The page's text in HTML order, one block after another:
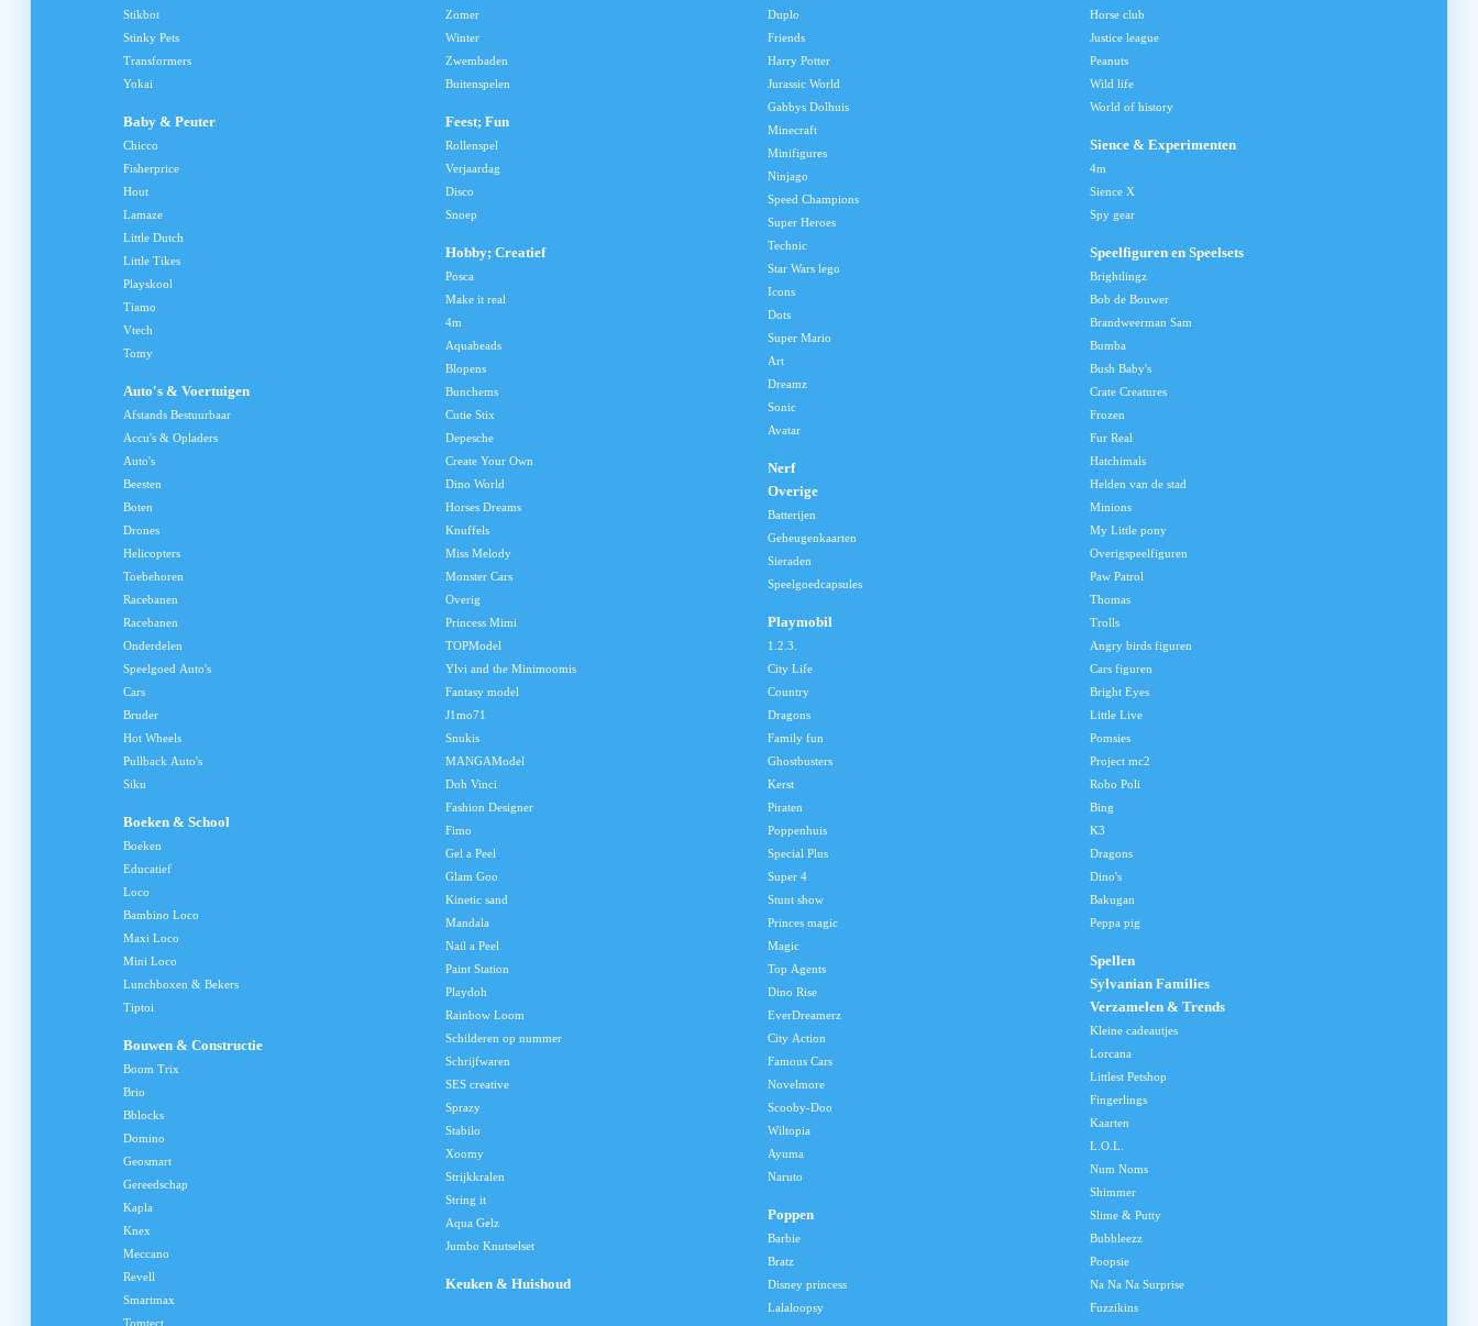
Stikbot
Stinky Pets
Transformers
Yokai
Baby & Peuter
Chicco
Fisherprice
Hout
Lamaze
Little Dutch
Little Tikes
Playskool
Tiamo
Vtech
Tomy
Auto's & Voertuigen
Afstands Bestuurbaar
Accu's & Opladers
Auto's
Beesten
Boten
Drones
Helicopters
Toebehoren
Racebanen
Racebanen
Onderdelen
Speelgoed Auto's
Cars
Bruder
Hot Wheels
Pullback Auto's
Siku
Boeken & School
Boeken
Educatief
Loco
Bambino Loco
Maxi Loco
Mini Loco
Lunchboxen & Bekers
Tiptoi
Bouwen & Constructie
Boom Trix
Brio
Bblocks
Domino
Geosmart
Gereedschap
Kapla
Knex
Meccano
Revell
Smartmax
Tomtect
Zomer
Winter
Zwembaden
Buitenspelen
Feest; Fun
Rollenspel
Verjaardag
Disco
Snoep
Hobby; Creatief
Posca
Make it real
4m
Aquabeads
Blopens
Bunchems
Cutie Stix
Depesche
Create Your Own
Dino World
Horses Dreams
Knuffels
Miss Melody
Monster Cars
Overig
Princess Mimi
TOPModel
Ylvi and the Minimoomis
Fantasy model
J1mo71
Snukis
MANGAModel
Doh Vinci
Fashion Designer
Fimo
Gel a Peel
Glam Goo
Kinetic sand
Mandala
Nail a Peel
Paint Station
Playdoh
Rainbow Loom
Schilderen op nummer
Schrijfwaren
SES creative
Sprazy
Stabilo
Xoomy
Strijkkralen
String it
Aqua Gelz
Jumbo Knutselset
Keuken & Huishoud
Duplo
Friends
Harry Potter
Jurassic World
Gabbys Dolhuis
Minecraft
Minifigures
Ninjago
Speed Champions
Super Heroes
Technic
Star Wars lego
Icons
Dots
Super Mario
Art
Dreamz
Sonic
Avatar
Nerf
Overige
Batterijen
Geheugenkaarten
Sieraden
Speelgoedcapsules
Playmobil
1.2.3.
City Life
Country
Dragons
Family fun
Ghostbusters
Kerst
Piraten
Poppenhuis
Special Plus
Super 4
Stunt show
Princes magic
Magic
Top Agents
Dino Rise
EverDreamerz
City Action
Famous Cars
Novelmore
Scooby-Doo
Wiltopia
Ayuma
Naruto
Poppen
Barbie
Bratz
Disney princess
Lalaloopsy
Horse club
Justice league
Peanuts
Wild life
World of history
Sience & Experimenten
4m
Sience X
Spy gear
Speelfiguren en Speelsets
Brightlingz
Bob de Bouwer
Brandweerman Sam
Bumba
Bush Baby's
Crate Creatures
Frozen
Fur Real
Hatchimals
Helden van de stad
Minions
My Little pony
Overigspeelfiguren
Paw Patrol
Thomas
Trolls
Angry birds figuren
Cars figuren
Bright Eyes
Little Live
Pomsies
Project mc2
Robo Poli
Bing
K3
Dragons
Dino's
Bakugan
Peppa pig
Spellen
Sylvanian Families
Verzamelen & Trends
Kleine cadeautjes
Lorcana
Littlest Petshop
Fingerlings
Kaarten
L.O.L.
Num Noms
Shimmer
Slime & Putty
Bubbleezz
Poopsie
Na Na Na Surprise
Fuzzikins